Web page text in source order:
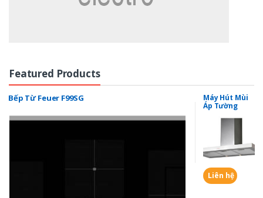
Featured Products
Bếp Từ Feuer F99SG
Máy Hút Mùi
Áp Tường
Liên hệ